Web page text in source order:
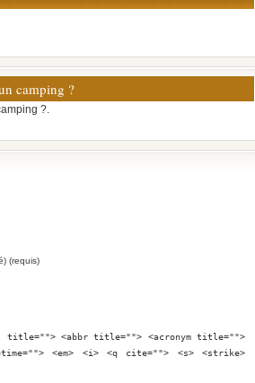
camping ?
?.
(requis)
title=""> <abbr title=""> <acronym title="">
<em> <i> <q cite=""> <s> <strike>